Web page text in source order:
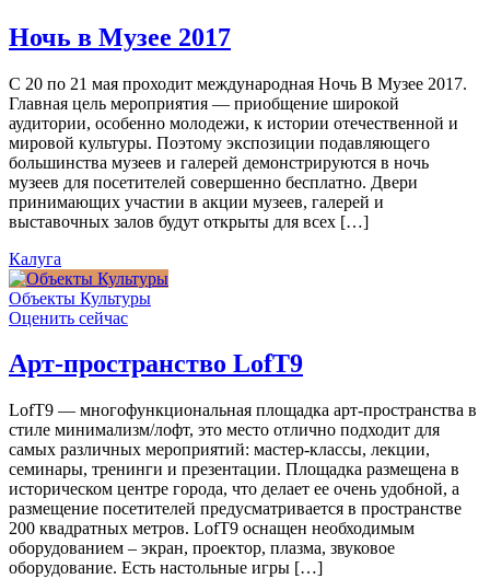
Ночь в Музее 2017
С 20 по 21 мая проходит международная Ночь В Музее 2017.
Главная цель мероприятия — приобщение широкой
аудитории, особенно молодежи, к истории отечественной и
мировой культуры. Поэтому экспозиции подавляющего
большинства музеев и галерей демонстрируются в ночь
музеев для посетителей совершенно бесплатно. Двери
принимающих участии в акции музеев, галерей и
выставочных залов будут открыты для всех […]
Калуга
Объекты Культуры
Оценить сейчас
Арт-пространство LofT9
LofT9 — многофункциональная площадка арт-пространства в
стиле минимализм/лофт, это место отлично подходит для
самых различных мероприятий: мастер-классы, лекции,
семинары, тренинги и презентации. Площадка размещена в
историческом центре города, что делает ее очень удобной, а
размещение посетителей предусматривается в пространстве
200 квадратных метров. LofT9 оснащен необходимым
оборудованием – экран, проектор, плазма, звуковое
оборудование. Есть настольные игры […]